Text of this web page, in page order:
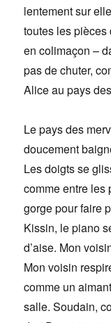
lentement sur
toutes les
en colimaçon –
pas de chuter,
Alice au pays
Le pays des
doucement
Les doigts se
comme entre les
gorge pour faire
Kissin, le piano
d’aise. Mon
Mon voisin
comme un
salle. Soudain,